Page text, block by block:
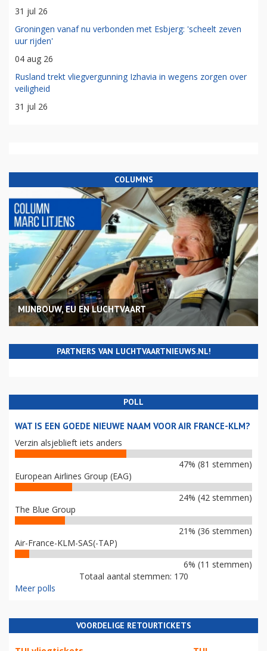
31 jul 26
Groningen vanaf nu verbonden met Esbjerg: 'scheelt zeven
uur rijden'
04 aug 26
Rusland trekt vliegvergunning Izhavia in wegens zorgen over
veiligheid
31 jul 26
COLUMNS
MIJNBOUW, EU EN LUCHTVAART
PARTNERS VAN LUCHTVAARTNIEUWS.NL!
POLL
WAT IS EEN GOEDE NIEUWE NAAM VOOR AIR FRANCE-KLM?
Verzin alsjeblieft iets anders
47% (81 stemmen)
European Airlines Group (EAG)
24% (42 stemmen)
The Blue Group
21% (36 stemmen)
Air-France-KLM-SAS(-TAP)
6% (11 stemmen)
Totaal aantal stemmen: 170
Meer polls
VOORDELIGE RETOURTICKETS